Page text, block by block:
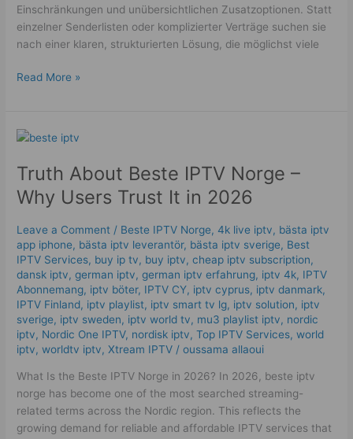
Einschränkungen und unübersichtlichen Zusatzoptionen. Statt
einzelner Senderlisten oder komplizierter Verträge suchen sie
nach einer klaren, strukturierten Lösung, die möglichst viele
Read More »
Truth About Beste IPTV Norge –
Why Users Trust It in 2026
Leave a Comment / Beste IPTV Norge,4k live iptv​, bästa iptv
app iphone, bästa iptv leverantör, bästa iptv sverige, Best
IPTV Services, buy ip tv, buy iptv,cheap iptv subscription,
dansk iptv​,german iptv,german iptv erfahrung​, iptv 4k, IPTV
Abonnemang, iptv böter, IPTV CY, iptv cyprus, iptv danmark,
IPTV Finland, iptv playlist, iptv smart tv lg, iptv solution, iptv
sverige​, iptv sweden, iptv world tv, mu3 playlist iptv, nordic
iptv, Nordic One IPTV, nordisk iptv,Top IPTV Services,world
iptv,worldtv iptv,Xtream IPTV /oussama allaoui
What Is the Beste IPTV Norge in 2026? In 2026, beste iptv
norge has become one of the most searched streaming-
related terms across the Nordic region. This reflects the
growing demand for reliable and affordable IPTV services that
Truth
Beste
IPTV
Norge
Why
Users
Trust
It
in
2026